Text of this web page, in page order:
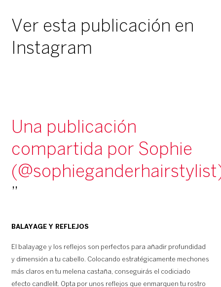
Ver esta publicación en
Instagram
Una publicación
compartida por Sophie
BALAYAGE Y REFLEJOS
El balayage y los reflejos son perfectos para añadir profundidad
y dimensión a tu cabello. Colocando estratégicamente mechones
más claros en tu melena castaña, conseguirás el codiciado
efecto candlelit. Opta por unos reflejos que enmarquen tu rostro